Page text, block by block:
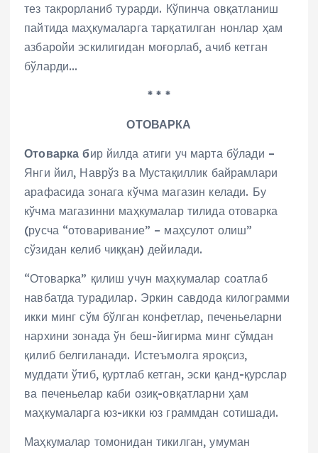
тез такрорланиб турарди. Кўпинча овқатланиш
пайтида маҳкумаларга тарқатилган нонлар ҳам
азбаройи эскилигидан моғорлаб, ачиб кетган
бўларди…
* * *
ОТОВАРКА
Отоварка бир йилда атиги уч марта бўлади –
Янги йил, Наврўз ва Мустақиллик байрамлари
арафасида зонага кўчма магазин келади. Бу
кўчма магазинни маҳкумалар тилида отоварка
(русча “отоваривание” – маҳсулот олиш”
сўзидан келиб чиққан) дейилади.
“Отоварка” қилиш учун маҳкумалар соатлаб
навбатда турадилар. Эркин савдода килограмми
икки минг сўм бўлган конфетлар, печеньеларни
нархини зонада ўн беш-йигирма минг сўмдан
қилиб белгиланади. Истеъмолга яроқсиз,
муддати ўтиб, қуртлаб кетган, эски қанд-қурслар
ва печеньелар каби озиқ-овқатларни ҳам
маҳкумаларга юз-икки юз граммдан сотишади.
Маҳкумалар томонидан тикилган, умуман